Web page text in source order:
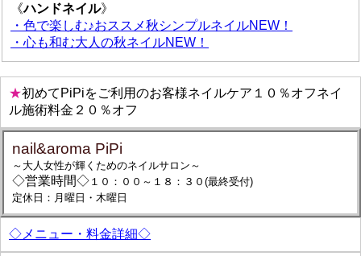
《ハンドネイル》
・色で楽しむ♪おススメ秋シンプルネイルNEW！
・心も和む大人の秋ネイルNEW！
★初めてPiPiをご利用のお客様ネイルケア１０％オフネイ
ル施術料金２０％オフ
nail&aroma PiPi
～大人女性が輝くためのネイルサロン～
◇営業時間◇ １０：００～１８：３０(最終受付)
定休日：月曜日・木曜日
◇メニュー・料金詳細◇